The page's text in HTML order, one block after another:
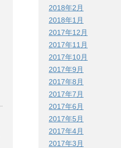
2018年2月
2018年1月
2017年12月
2017年11月
2017年10月
2017年9月
2017年8月
2017年7月
2017年6月
2017年5月
2017年4月
2017年3月